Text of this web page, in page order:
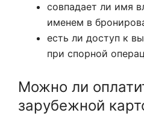
совпадает ли имя
именем в
есть ли доступ к
при спорной
Можно ли
зарубежной